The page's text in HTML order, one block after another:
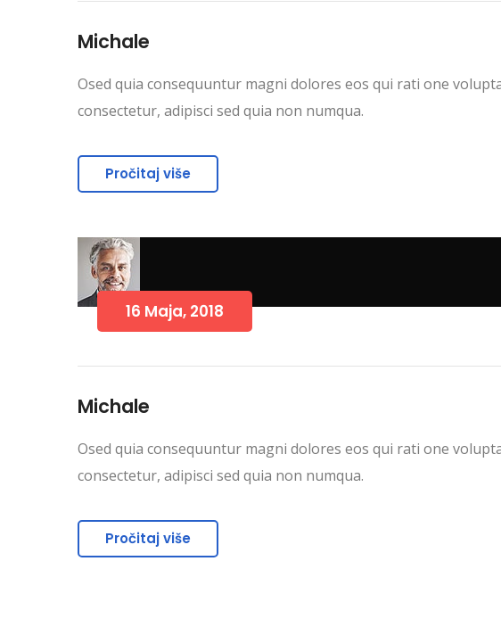
Michale
Osed quia consequuntur magni dolores eos qui rati one
consectetur, adipisci sed quia non numqua.
Pročitaj više
16 Maja, 2018
Michale
Osed quia consequuntur magni dolores eos qui rati one
consectetur, adipisci sed quia non numqua.
Pročitaj više